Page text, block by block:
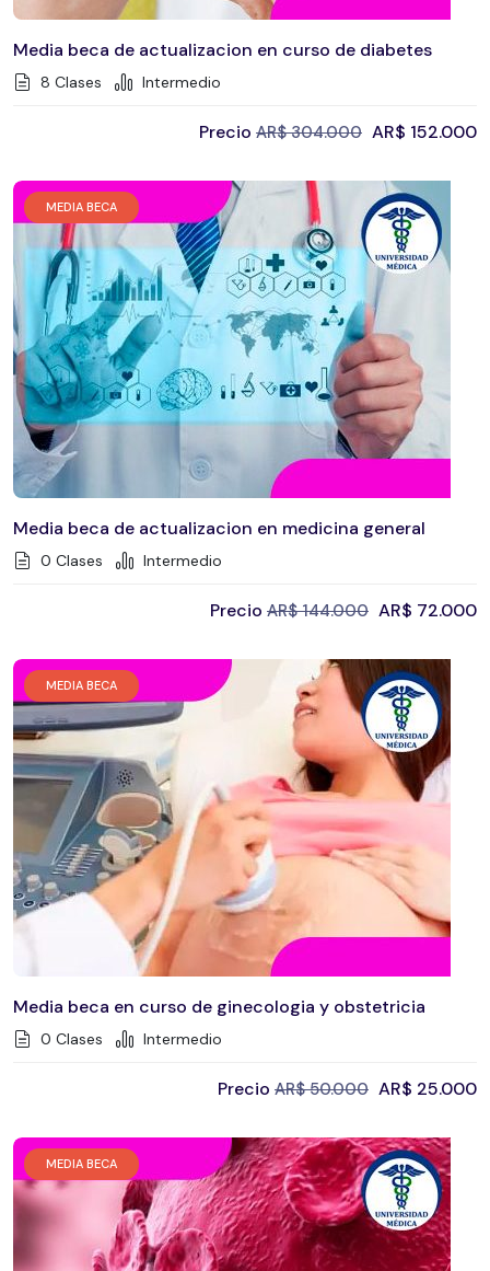
Media beca de actualizacion en curso de diabetes
8 Clases Intermedio
Precio AR$304.000 AR$ 152.000
MEDIA BECA
Media beca de actualizacion en medicina general
0 Clases Intermedio
Precio AR$144.000 AR$ 72.000
MEDIA BECA
Media beca en curso de ginecologia y obstetricia
0 Clases Intermedio
Precio AR$50.000 AR$ 25.000
MEDIA BECA